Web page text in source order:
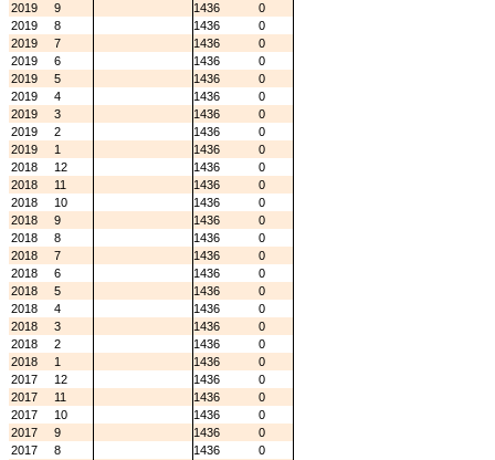
2019
9 1436
0
2019
8 1436
0
2019
7 1436
0
2019
6 1436
0
2019
5 1436
0
2019
4 1436
0
2019
3 1436
0
2019
2 1436
0
2019
1 1436
0
2018
12 1436
0
2018
11 1436
0
2018
10 1436
0
2018
9 1436
0
2018
8 1436
0
2018
7 1436
0
2018
6 1436
0
2018
5 1436
0
2018
4 1436
0
2018
3 1436
0
2018
2 1436
0
2018
1 1436
0
2017
12 1436
0
2017
11 1436
0
2017
10 1436
0
2017
9 1436
0
2017
8 1436
0